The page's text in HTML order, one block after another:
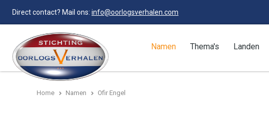
Direct contact? Mail ons: info@oorlogsverhalen.com
Namen Thema's Landen
Home Namen Ofir Engel